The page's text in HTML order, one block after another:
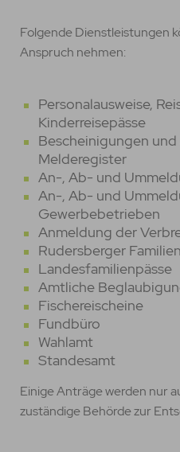
Folgende Dienstleistungen
Anspruch nehmen:
Personalausweise,
Kinderreisepässe
Bescheinigungen
Melderegister
An-, Ab- und
An-, Ab- und
Gewerbebetrieben
Anmeldung der
Rudersberger
Landesfamilienpässe
Amtliche
Fischereischeine
Fundbüro
Wahlamt
Standesamt
Einige Anträge werden nur
zuständige Behörde zur